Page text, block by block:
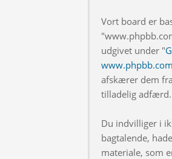
Vort board er
udgivet under "
www.phpbb.com
afskærer dem
tilladelig adfærd.
Du indvilliger i
bagtalende,
materiale, som